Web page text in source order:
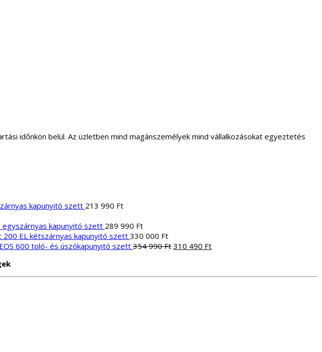
időnkön belül. Az üzletben mind magánszemélyek mind vállalkozásokat egyeztetés
kapunyitó szett 213 990 Ft
kapunyitó szett 289 990 Ft
200 EL kétszárnyas kapunyitó szett330 000 Ft
600 toló- és úszókapunyitó szett 354 990Ft Original
354
310 490 FtCurrent
310